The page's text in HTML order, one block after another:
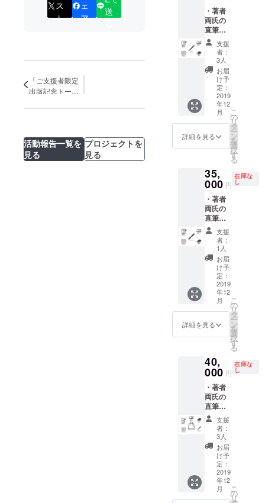
ス
ト
ェ
ア
送
「ご支援者限定
出版記念トーク
に終了！
活動報告一覧を
見る
プロジェクトを
見る
我々の理想
とする将来
像は、「気
品の高い創
作物を世界
中に送り届
け、人々と
ともに智慧
を探究し、
自己が飛躍
する会社と
なる」。
する価値観
は、「公正
と誠実に立
脚した運
営」「独創
と挑戦を併
せ持つ事
業」「良識
と礼節に基
づいた活
上記の設立
ぬ経営を
我々は誓い
のクレ
ジット
名をご
記入く
ださ
い）。
※トー
ク
ショー
は、
2020年
1月に東
ある会
場での
ており
ます。
※お届
けは、
2019年
12月中
旬の予
定で
す。
ご希望
のお名
前をご
記入く
ださ
い）。
※巻末
には、
あなた
のお名
前をク
レジッ
トいた
（掲載
順は、
ます。
必ず備
考欄に
ご希望
のクレ
ジット
名をご
記入く
ださ
い）。
※お届
けは、
2019年
12月中
す。
ととも
にお届
けいた
します
（うち1
部に著
者両氏
のサイ
ンをい
たしま
す。為
書きの
有無を
選択で
りの場
合は、
必ず備
考欄に
ご希望
のお名
前をご
記入く
ださ
い）。
※巻末
には、
あなた
のお名
前をク
トいた
します
順不同
となり
ます。
必ず備
考欄に
ご希望
のクレ
ジット
名をご
記入く
ださ
い）。
※トー
りが感
謝の意
を込め
て直筆
で書い
たお礼
状を複
写し
て、書
籍と
なった
『巧拙
無二』
ととも
にお届
部に著
者両氏
ンをい
たしま
す。為
書きの
有無を
選択で
きます
が、為
書き有
りの場
合は、
必ず備
考欄に
ご希望
ださ
い）。
※巻末
には、
あなた
のお名
前をク
レジッ
トいた
します
（掲載
順は、
順不同
となり
ます。
・著者
両氏の
直筆お
礼状 ・
巻末お
名前ク
レジッ
ト ・書
籍3部
・著者
両氏の
直筆サ
イン ・
甲野善
紀氏ご
氏製作
八角棒
手裏剣1
本 著
者ふた
りが感
謝の意
を込め
て直筆
で書い
たお礼
状を複
写し
て、書
籍と
なった
『巧拙
けいた
します
部に著
者両氏
のサイ
ンをい
たしま
す。為
書きの
有無を
選択で
きます
が、為
書き有
支援
者：
3人
お届
け予
定：
2019
年12
月
詳細を見る
こ
の
リ
タ
ー
ン
を
選
択
す
る
35,
000 円
在庫な
し
・著者
両氏の
直筆お
礼状 ・
巻末お
名前ク
レジッ
ト ・書
籍3部
・著者
両氏の
直筆サ
イン ・
土田昇
氏製作
著者
ふたり
が感謝
の意を
込めて
直筆で
書いた
お礼状
を複写
して、
書籍と
なった
『巧拙
無二』
ととも
支援
者：
1人
お届
け予
定：
2019
年12
月
詳細を見る
こ
の
リ
タ
ー
ン
を
選
択
す
る
40,
000 円
在庫な
し
・著者
両氏の
直筆お
礼状 ・
巻末お
名前ク
レジッ
ト ・書
籍3部
・著者
両氏の
直筆サ
支援
者：
3人
お届
け予
定：
2019
年12
月
こ
の
リ